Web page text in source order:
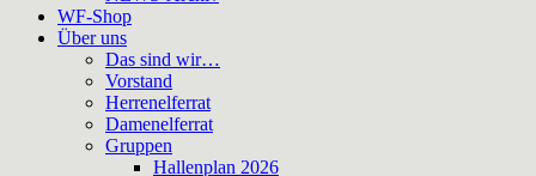
WF-Shop
Über uns
Das sind wir…
Vorstand
Herrenelferrat
Damenelferrat
Gruppen
Hallenplan 2026